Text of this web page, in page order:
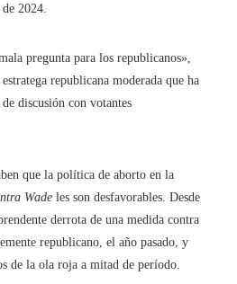
2024.
pregunta para los republicanos»,
republicana moderada que ha
discusión con votantes
que la política de aborto en la
Wade les son desfavorables. Desde
derrota de una medida contra
republicano, el año pasado, y
de la ola roja a mitad de período.